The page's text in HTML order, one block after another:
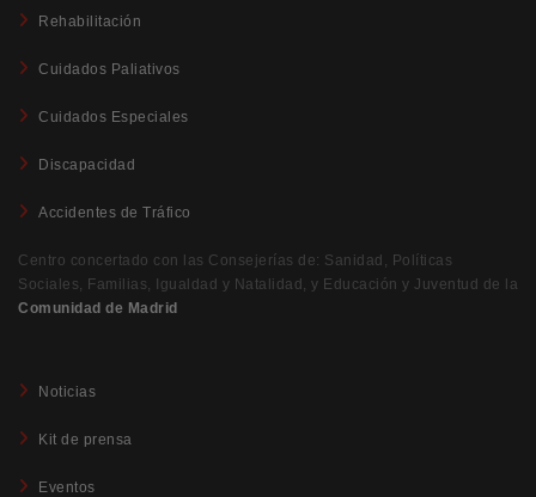
Rehabilitación
Cuidados Paliativos
Cuidados Especiales
Discapacidad
Accidentes de Tráfico
Centro concertado con las Consejerías de: Sanidad, Políticas
Sociales, Familias, Igualdad y Natalidad, y Educación y Juventud de la
Comunidad de Madrid
Noticias
Kit de prensa
Eventos